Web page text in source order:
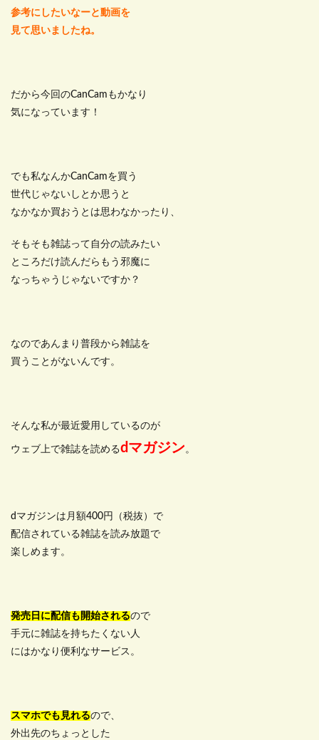
参考にしたいなーと動画を
見て思いましたね。
だから今回のCanCamもかなり
気になっています！
でも私なんかCanCamを買う
世代じゃないしとか思うと
なかなか買おうとは思わなかったり、
そもそも雑誌って自分の読みたい
ところだけ読んだらもう邪魔に
なっちゃうじゃないですか？
なのであんまり普段から雑誌を
買うことがないんです。
そんな私が最近愛用しているのが
ウェブ上で雑誌を読めるdマガジン。
dマガジンは月額400円（税抜）で
配信されている雑誌を読み放題で
楽しめます。
発売日に配信も開始されるので
手元に雑誌を持ちたくない人
にはかなり便利なサービス。
スマホでも見れるので、
外出先のちょっとした